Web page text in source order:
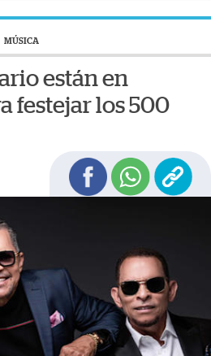
MÚSICA
están en
festejar los 500